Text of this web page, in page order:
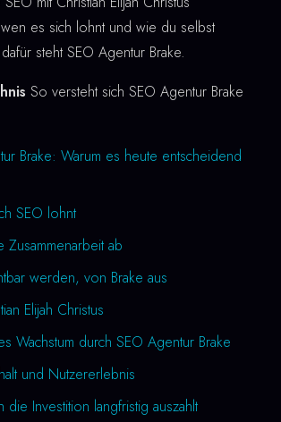
es sich lohnt und wie du selbst
steht SEO Agentur Brake.
So versteht sich SEO Agentur Brake
Brake: Warum es heute entscheidend
SEO lohnt
Zusammenarbeit ab
werden, von Brake aus
Elijah Christus
Wachstum durch SEO Agentur Brake
und Nutzererlebnis
die Investition langfristig auszahlt